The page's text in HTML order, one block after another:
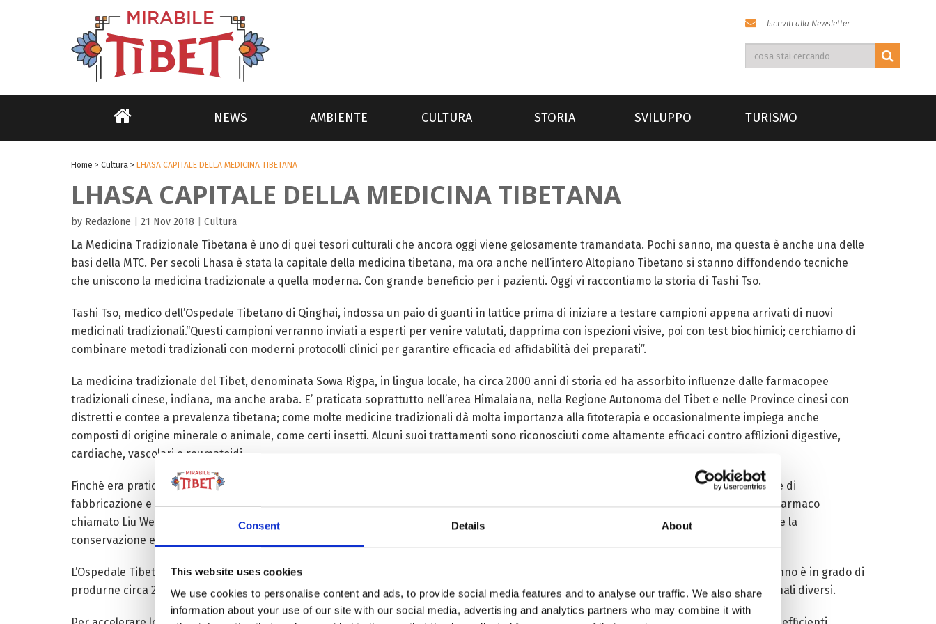
Consent Details About
This website uses cookies
We use cookies to personalise content and ads, to provide social media features and to analyse our traffic. We also share
information about your use of our site with our social media, advertising and analytics partners who may combine it with
Iscriviti alla Newsletter
NEWS AMBIENTE CULTURA STORIA SVILUPPO TURISMO
Home > Cultura > LHASA CAPITALE DELLA MEDICINA TIBETANA
LHASA CAPITALE DELLA MEDICINA TIBETANA
by Redazione 21 Nov 2018 Cultura
La Medicina Tradizionale Tibetana è uno di quei tesori culturali che ancora oggi viene gelosamente tramandata. Pochi sanno, ma questa è anche una delle
basi della MTC. Per secoli Lhasa è stata la capitale della medicina tibetana, ma ora anche nell’intero Altopiano Tibetano si stanno diffondendo tecniche
che uniscono la medicina tradizionale a quella moderna. Con grande beneficio per i pazienti. Oggi vi raccontiamo la storia di Tashi Tso.
Tashi Tso, medico dell’Ospedale Tibetano di Qinghai, indossa un paio di guanti in lattice prima di iniziare a testare campioni appena arrivati di nuovi
medicinali tradizionali.“Questi campioni verranno inviati a esperti per venire valutati, dapprima con ispezioni visive, poi con test biochimici; cerchiamo di
combinare metodi tradizionali con moderni protocolli clinici per garantire efficacia ed affidabilità dei preparati”.
La medicina tradizionale del Tibet, denominata Sowa Rigpa, in lingua locale, ha circa 2000 anni di storia ed ha assorbito influenze dalle farmacopee
tradizionali cinese, indiana, ma anche araba. E’ praticata soprattutto nell’area Himalaiana, nella Regione Autonoma del Tibet e nelle Province cinesi con
distretti e contee a prevalenza tibetana; come molte medicine tradizionali dà molta importanza alla fitoterapia e occasionalmente impiega anche
composti di origine minerale o animale, come certi insetti. Alcuni suoi trattamenti sono riconosciuti come altamente efficaci contro afflizioni digestive,
cardiache, vascolari e reumatoidi.
Finché era praticata ‘artigianalmente’ i composti curativi potevano variare in dosi, efficacia, controindicazioni; ma ora, applicando tecniche di
fabbricazione e produzione moderna, si possono standardizzare i dosaggi, facilitando la posologia.“Per esempio”, continua Tashi Tso, “il farmaco
chiamato Liu Wei Xiao Yao San, utile nei trattamenti dell’apparato digestivo, veniva confezionato in cartocci, che non ne potevano garantire la
conservazione e l’efficacia, adesso abbiamo una linea di produzione automatica che dà eccellenti garanzie in questo senso”.
L’Ospedale Tibetano di Qinghai produce 368 farmaci riconosciuti ufficialmente come efficaci, tutti derivati da preparati tradizionali; ogni anno è in grado di
produrne circa 200 tonnellate. Attualmente esistono 29 siti di produzione farmaceutica nella provincia, in grado di preparare 1042 medicinali diversi.